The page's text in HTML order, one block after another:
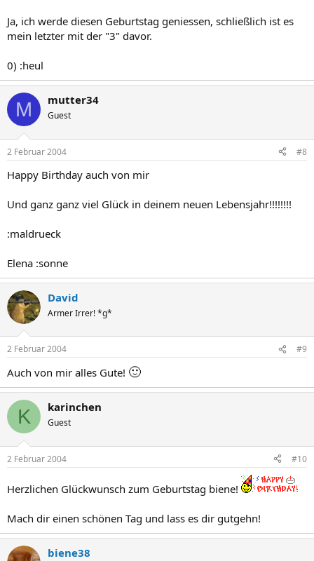
Ja, ich werde diesen Geburtstag geniessen, schließlich ist es
mein letzter mit der "3" davor.
0) :heul
M mutter34
Guest
2 Februar 2004 #8
Happy Birthday auch von mir
Und ganz ganz viel Glück in deinem neuen Lebensjahr!!!!!!!!
:maldrueck
Elena :sonne
David
Armer Irrer! *g*
2 Februar 2004 #9
Auch von mir alles Gute! 🙂
K karinchen
Guest
2 Februar 2004 #10
Herzlichen Glückwunsch zum Geburtstag biene!
Mach dir einen schönen Tag und lass es dir gutgehn!
biene38